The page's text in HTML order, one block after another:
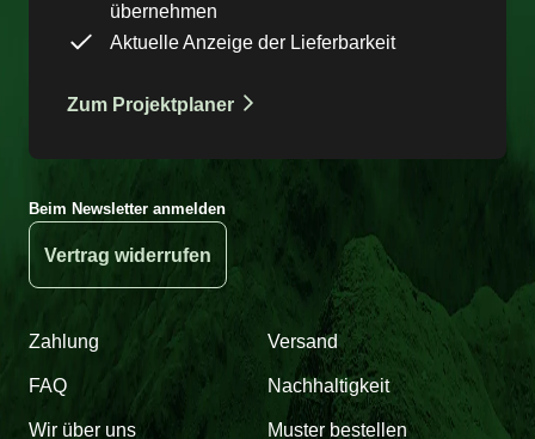
übernehmen
Aktuelle Anzeige der Lieferbarkeit
Zum Projektplaner
Beim Newsletter anmelden
Vertrag widerrufen
Zahlung Versand
FAQ Nachhaltigkeit
Wir über uns Muster bestellen